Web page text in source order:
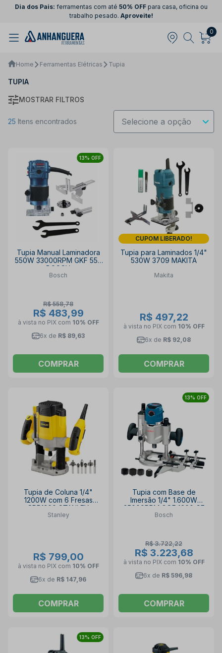
Dia dos Pais: ferramentas com até 50% OFFpara casa, oficina ou
trabalho pesado. Aproveite!
0
Home Ferramentas Elétricas Tupia
TUPIA
MOSTRAR FILTROS
25 Itens encontrados
13% OFF
Tupia Manual Laminadora
550W 33000RPM GKF 550
BOSCH
Bosch
R$ 558,78
R$ 483,99
à vista no PIX com 10% OFF
6x de R$ 89,63
COMPRAR
CUPOM LIBERADO!
Tupia para Laminados 1/4"
530W 3709 MAKITA
Makita
R$ 497,22
à vista no PIX com 10% OFF
6x de R$ 92,08
COMPRAR
Tupia de Coluna 1/4"
1200W com 6 Fresas
SRR1200 STANLEY
Stanley
R$ 799,00
à vista no PIX com 10% OFF
6x de R$ 147,96
COMPRAR
13% OFF
Tupia com Base de
Imersão 1/4" 1.600W
25000RPM GOF 1600 CE
BOSCH
Bosch
R$ 3.722,22
R$ 3.223,68
à vista no PIX com 10% OFF
6x de R$ 596,98
COMPRAR
13% OFF